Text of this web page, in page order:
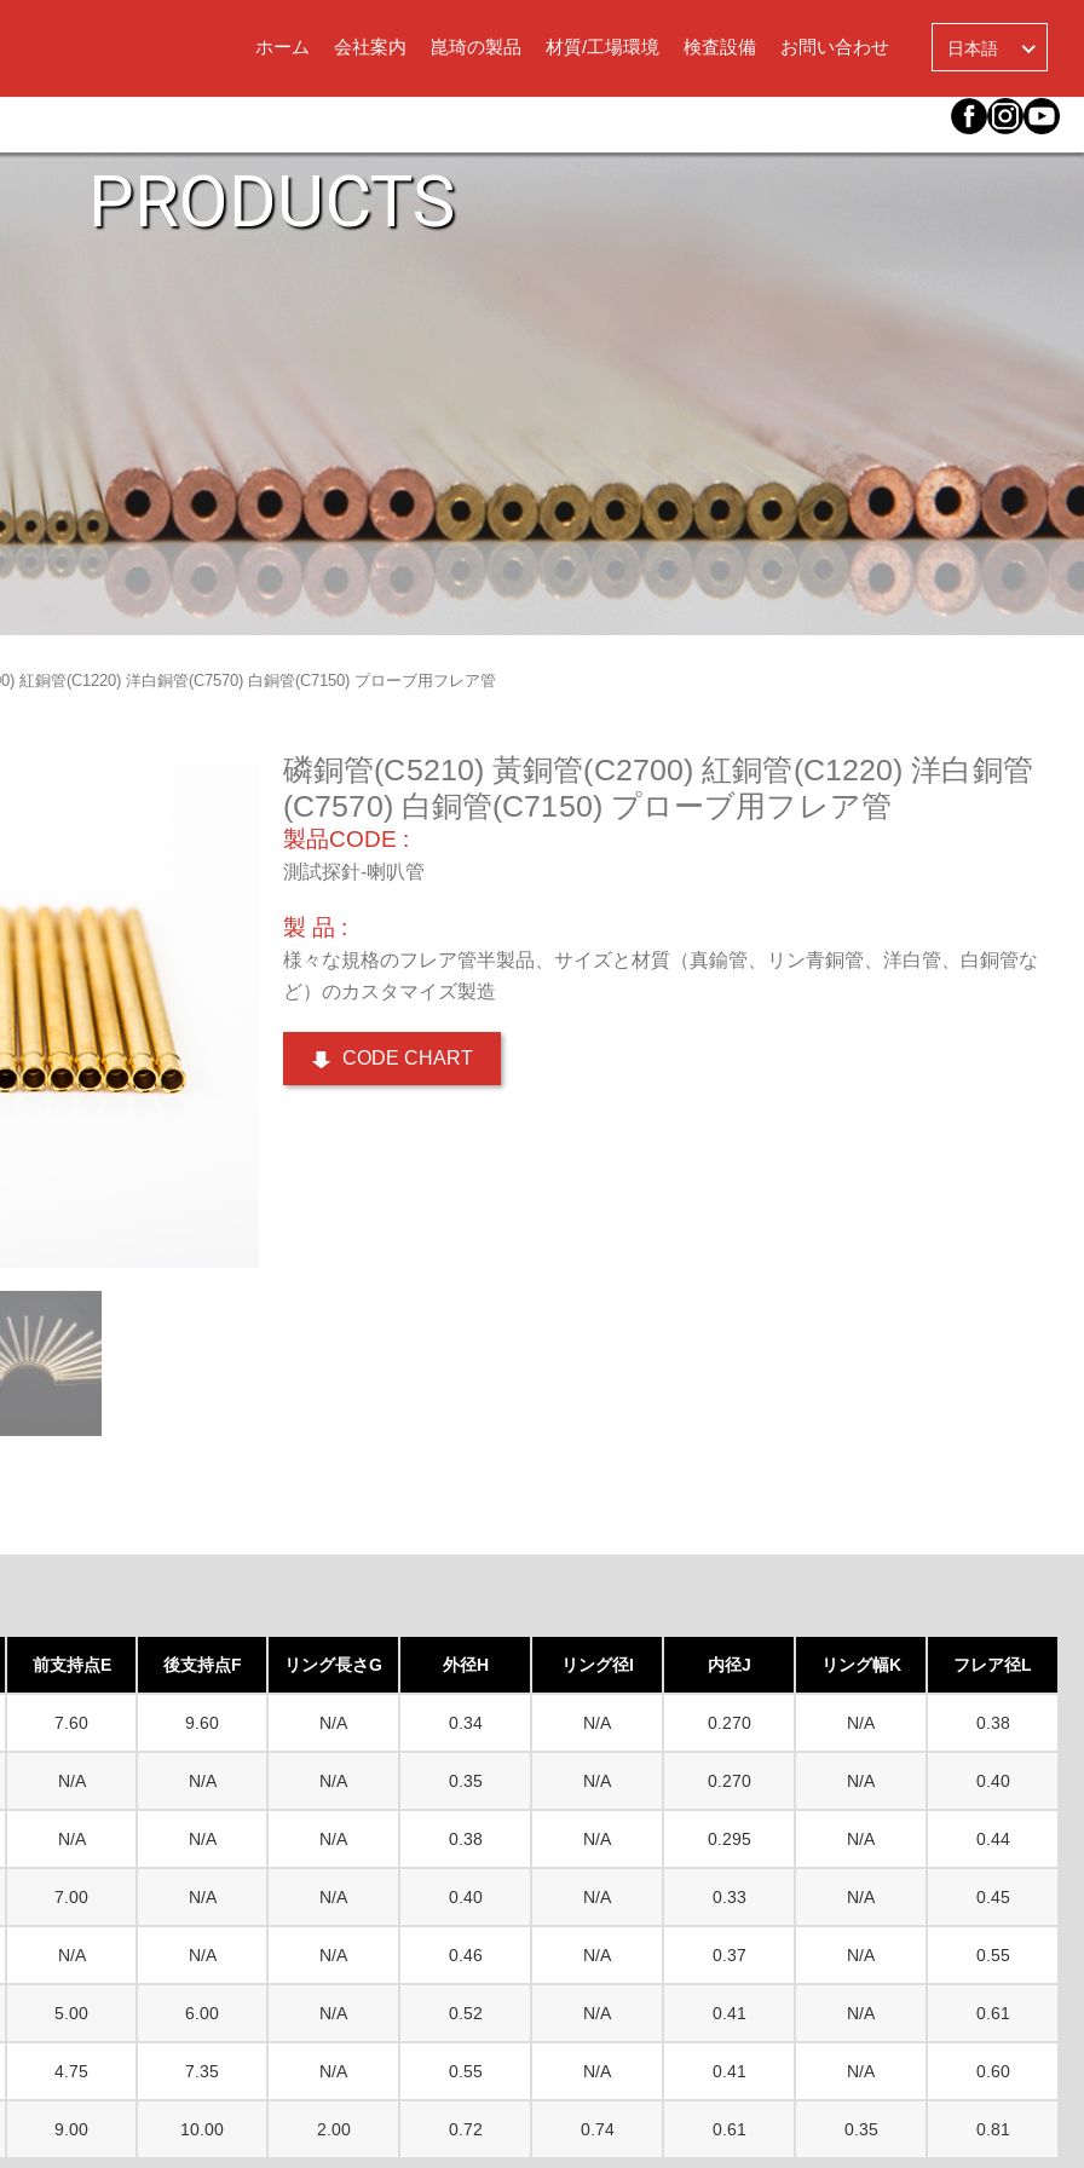
ホーム 会社案内 崑琦の製品 材質/工場環境 検査設備 お問い合わせ 日本語
PRODUCTS
紅銅管(C1220) 洋白銅管(C7570) 白銅管(C7150) プローブ用フレア管
磷銅管(C5210) 黃銅管(C2700) 紅銅管(C1220) 洋白銅管
(C7570) 白銅管(C7150) プローブ用フレア管
製品CODE :
測試探針-喇叭管
製 品 :
様々な規格のフレア管半製品、サイズと材質（真鍮管、リン青銅管、洋白管、白銅管な
ど）のカスタマイズ製造
CODE CHART
前支持点E 後支持点F リング長さG 外径H リング径I 内径J リング幅K フレア径L
7.60 9.60 N/A 0.34 N/A 0.270 N/A 0.38
N/A N/A N/A 0.35 N/A 0.270 N/A 0.40
N/A N/A N/A 0.38 N/A 0.295 N/A 0.44
7.00 N/A N/A 0.40 N/A 0.33 N/A 0.45
N/A N/A N/A 0.46 N/A 0.37 N/A 0.55
5.00 6.00 N/A 0.52 N/A 0.41 N/A 0.61
4.75 7.35 N/A 0.55 N/A 0.41 N/A 0.60
9.00 10.00 2.00 0.72 0.74 0.61 0.35 0.81